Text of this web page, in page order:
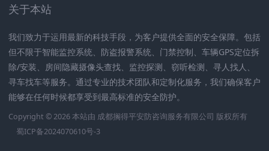
关于本站
我们致力于运用最新的科技手段，为客户提供全面的安全保障。包括
但不限于智能监控系统、防盗报警系统、门禁控制、车辆GPS定位拆
除/安装、房间隐藏摄像头查找、监控探测、窃听检测、寻人找人、
寻车找车等服务。通过专业的技术团队和定制化服务，我们确保客户
能够在任何时候都享受到最高标准的安全防护。
Copyright © 2026 本站由 成都搁得平安防咨询服务有限公司 版权所有
蜀ICP备2024070610号-3